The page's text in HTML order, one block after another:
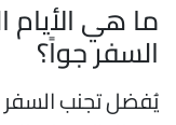
هي الأيام
جواً؟
تجنب السفر في